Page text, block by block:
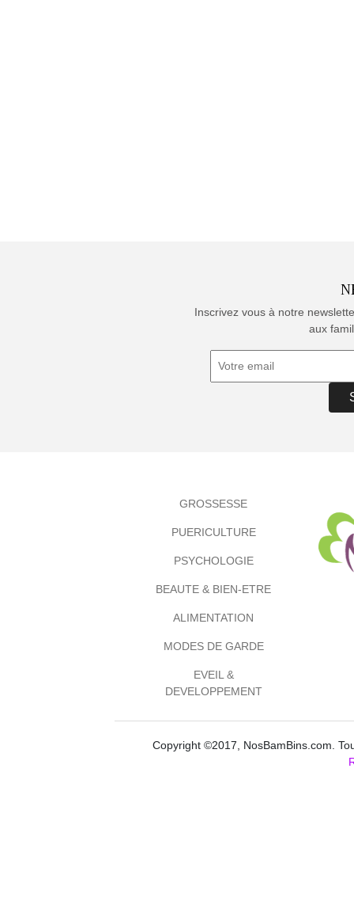
Inscrivez vous à notre
aux
GROSSESSE
PUERICULTURE
PSYCHOLOGIE
BEAUTE & BIEN-ETRE
ALIMENTATION
MODES DE GARDE
EVEIL &
DEVELOPPEMENT
Copyright ©2017, NosBamBins.com.